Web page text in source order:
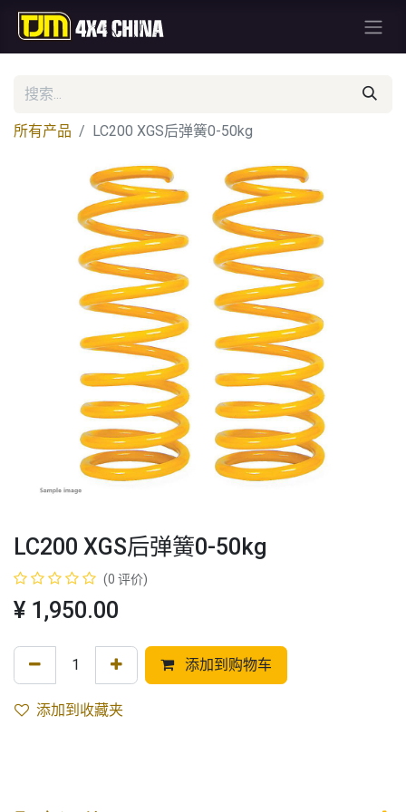
所有产品 LC200 XGS后弹簧0-50kg
LC200 XGS后弹簧0-50kg
(0 评价)
¥ 1,950.00
添加到购物车
添加到收藏夹